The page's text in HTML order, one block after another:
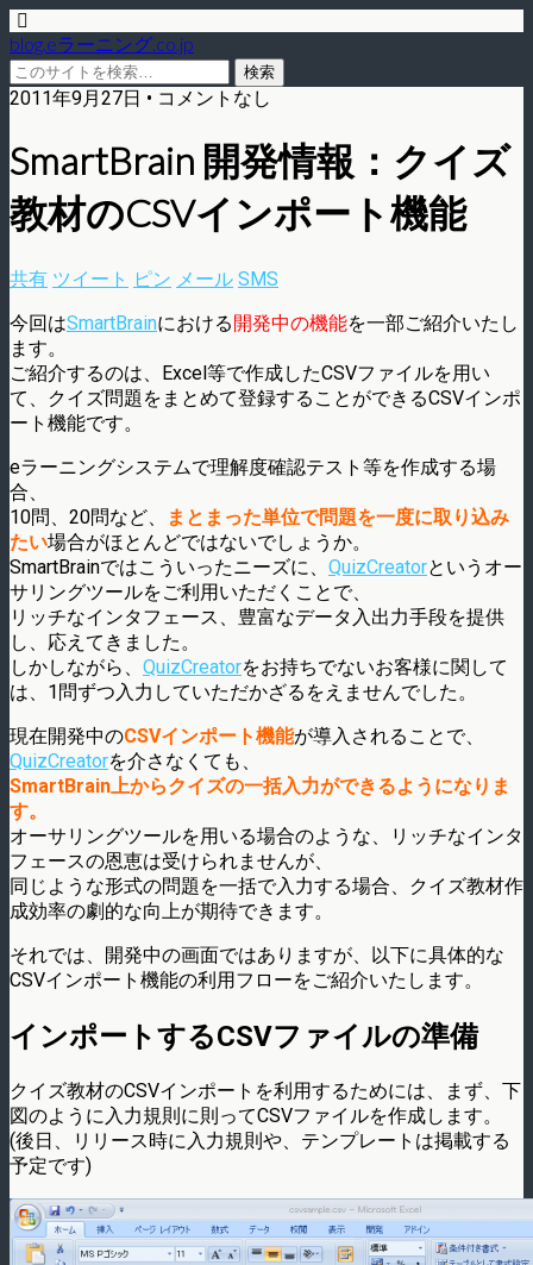
blog.eラーニング.co.jp
2011年9月27日 • コメントなし
SmartBrain 開発情報：クイズ
教材のCSVインポート機能
共有 ツイート ピン メール SMS
今回はSmartBrainにおける開発中の機能を一部ご紹介いたし
ます。
ご紹介するのは、Excel等で作成したCSVファイルを用い
て、クイズ問題をまとめて登録することができるCSVインポ
ート機能です。
eラーニングシステムで理解度確認テスト等を作成する場
合、
10問、20問など、
まとまった単位で問題を一度に取り込み
たい場合がほとんどではないでしょうか。
SmartBrainではこういったニーズに、 QuizCreatorというオー
サリングツールをご利用いただくことで、
リッチなインタフェース、豊富なデータ入出力手段を提供
し、応えてきました。
しかしながら、 QuizCreatorをお持ちでないお客様に関して
は、1問ずつ入力していただかざるをえませんでした。
現在開発中のCSVインポート機能が導入されることで、
QuizCreatorを介さなくても、
SmartBrain上からクイズの一括入力ができるようになりま
す。
オーサリングツールを用いる場合のような、リッチなインタ
フェースの恩恵は受けられませんが、
同じような形式の問題を一括で入力する場合、クイズ教材作
成効率の劇的な向上が期待できます。
それでは、開発中の画面ではありますが、以下に具体的な
CSVインポート機能の利用フローをご紹介いたします。
インポートするCSVファイルの準備
クイズ教材のCSVインポートを利用するためには、まず、下
図のように入力規則に則ってCSVファイルを作成します。
(後日、リリース時に入力規則や、テンプレートは掲載する
予定です)